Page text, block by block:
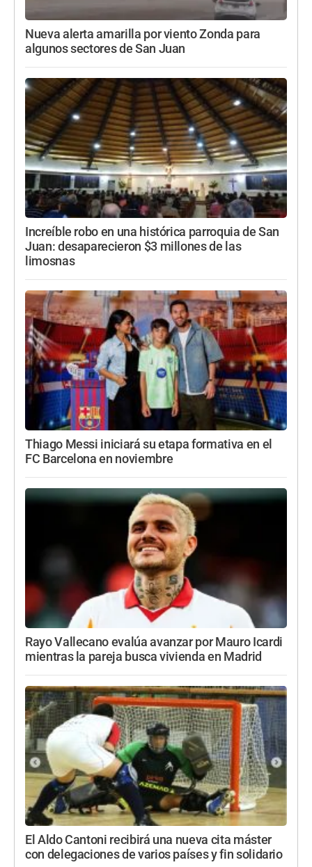
Nueva alerta amarilla por viento Zonda para
algunos sectores de San Juan
Increíble robo en una histórica parroquia de San
Juan: desaparecieron $3 millones de las
limosnas
Thiago Messi iniciará su etapa formativa en el
FC Barcelona en noviembre
Rayo Vallecano evalúa avanzar por Mauro Icardi
mientras la pareja busca vivienda en Madrid
El Aldo Cantoni recibirá una nueva cita máster
con delegaciones de varios países y fin solidario